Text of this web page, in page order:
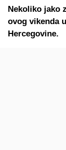
Nekoliko jako
ovog vikenda
Hercegovine.